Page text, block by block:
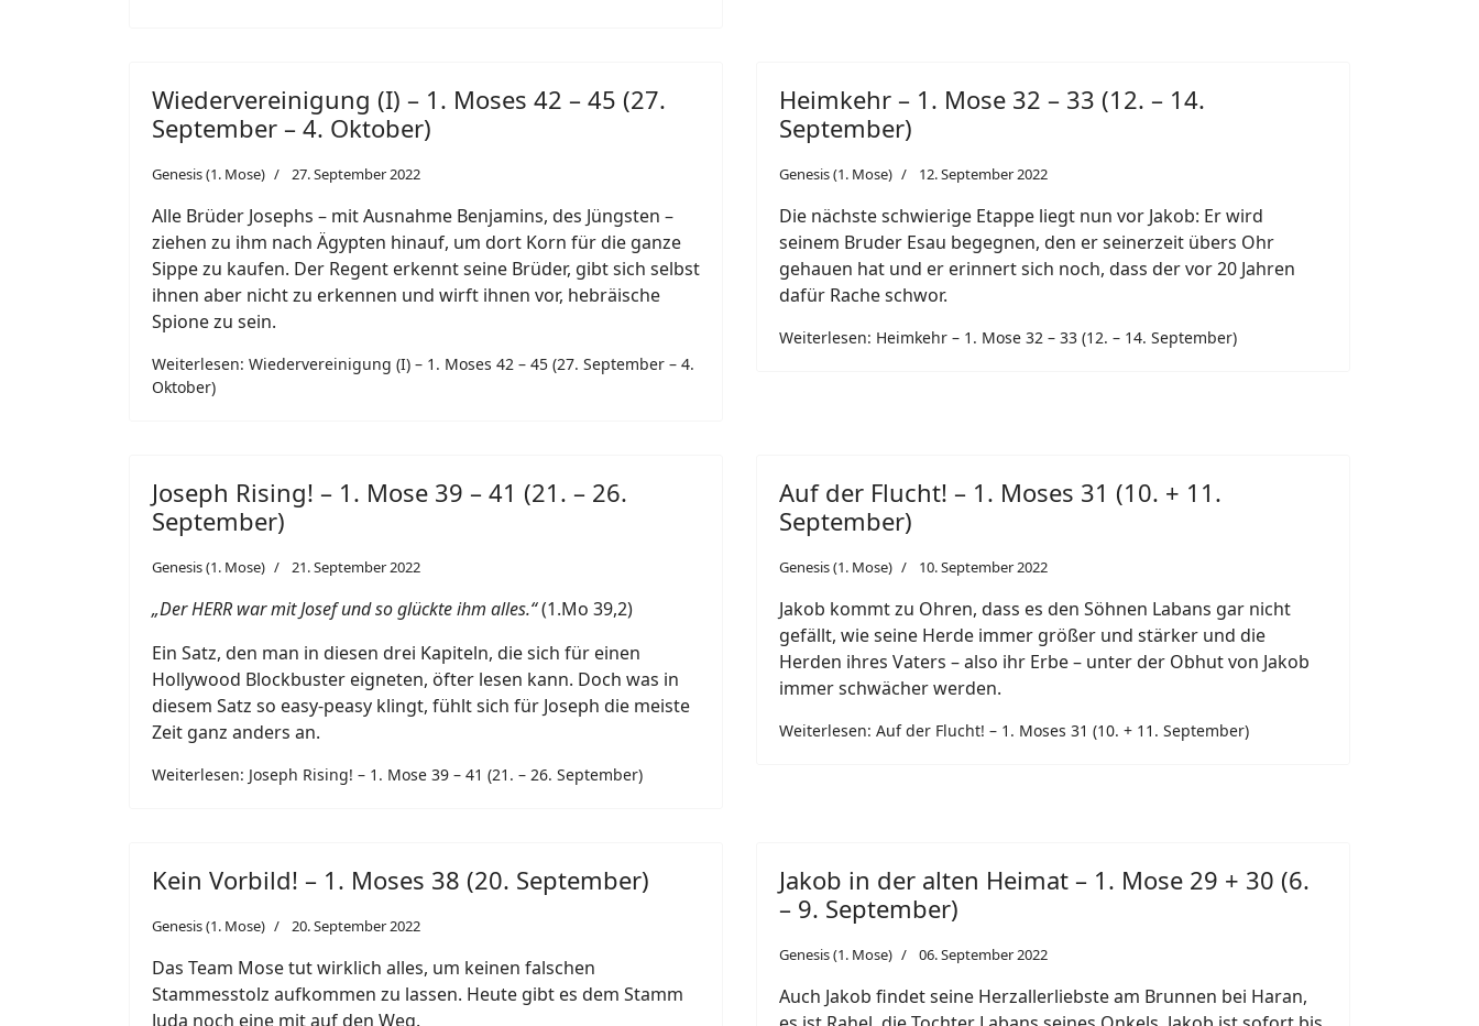
Wiedervereinigung (I) – 1. Moses 42 – 45 (27.
September – 4. Oktober)
Genesis (1. Mose) 27. September 2022
Alle Brüder Josephs – mit Ausnahme Benjamins, des Jüngsten –
ziehen zu ihm nach Ägypten hinauf, um dort Korn für die ganze
Sippe zu kaufen. Der Regent erkennt seine Brüder, gibt sich selbst
ihnen aber nicht zu erkennen und wirft ihnen vor, hebräische
Spione zu sein.
Weiterlesen: Wiedervereinigung (I) – 1. Moses 42 – 45 (27. September – 4.
Oktober)
Heimkehr – 1. Mose 32 – 33 (12. – 14.
September)
Genesis (1. Mose) 12. September 2022
Die nächste schwierige Etappe liegt nun vor Jakob: Er wird
seinem Bruder Esau begegnen, den er seinerzeit übers Ohr
gehauen hat und er erinnert sich noch, dass der vor 20 Jahren
dafür Rache schwor.
Weiterlesen: Heimkehr – 1. Mose 32 – 33 (12. – 14. September)
Joseph Rising! – 1. Mose 39 – 41 (21. – 26.
September)
Genesis (1. Mose) 21. September 2022
„Der HERR war mit Josef und so glückte ihm alles.“(1.Mo 39,2)
Ein Satz, den man in diesen drei Kapiteln, die sich für einen
Hollywood Blockbuster eigneten, öfter lesen kann. Doch was in
diesem Satz so easy-peasy klingt, fühlt sich für Joseph die meiste
Zeit ganz anders an.
Weiterlesen: Joseph Rising! – 1. Mose 39 – 41 (21. – 26. September)
Auf der Flucht! – 1. Moses 31 (10. + 11.
September)
Genesis (1. Mose) 10. September 2022
Jakob kommt zu Ohren, dass es den Söhnen Labans gar nicht
gefällt, wie seine Herde immer größer und stärker und die
Herden ihres Vaters – also ihr Erbe – unter der Obhut von Jakob
immer schwächer werden.
Weiterlesen: Auf der Flucht! – 1. Moses 31 (10. + 11. September)
Kein Vorbild! – 1. Moses 38 (20. September)
Genesis (1. Mose) 20. September 2022
Das Team Mose tut wirklich alles, um keinen falschen
Stammesstolz aufkommen zu lassen. Heute gibt es dem Stamm
Juda noch eine mit auf den Weg.
Jakob in der alten Heimat – 1. Mose 29 + 30 (6.
– 9. September)
Genesis (1. Mose) 06. September 2022
Auch Jakob findet seine Herzallerliebste am Brunnen bei Haran,